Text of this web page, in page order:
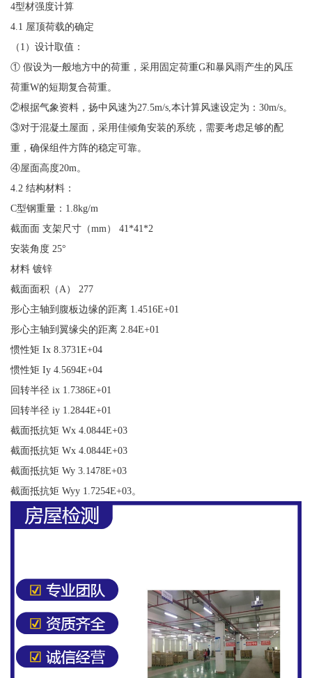
4型材强度计算
4.1 屋顶荷载的确定
（1）设计取值：
① 假设为一般地方中的荷重，采用固定荷重G和暴风雨产生的风压
荷重W的短期复合荷重。
②根据气象资料，扬中风速为27.5m/s,本计算风速设定为：30m/s。
③对于混凝土屋面，采用佳倾角安装的系统，需要考虑足够的配
重，确保组件方阵的稳定可靠。
④屋面高度20m。
4.2 结构材料：
C型钢重量：1.8kg/m
截面面 支架尺寸（mm） 41*41*2
安装角度 25°
材料 镀锌
截面面积（A） 277
形心主轴到腹板边缘的距离 1.4516E+01
形心主轴到翼缘尖的距离 2.84E+01
惯性矩 Ix 8.3731E+04
惯性矩 Iy 4.5694E+04
回转半径 ix 1.7386E+01
回转半径 iy 1.2844E+01
截面抵抗矩 Wx 4.0844E+03
截面抵抗矩 Wx 4.0844E+03
截面抵抗矩 Wy 3.1478E+03
截面抵抗矩 Wyy 1.7254E+03。